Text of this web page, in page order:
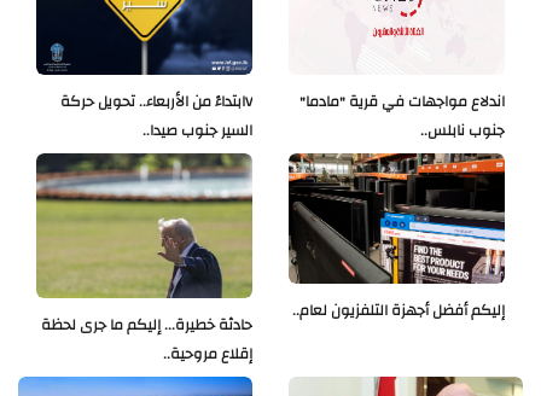
Vابتداءً من الأربعاء.. تحويل حركة
السير جنوب صيدا..
اندلاع مواجهات في قرية "مادما"
جنوب نابلس..
حادثة خطيرة... إليكم ما جرى لحظة
إقلاع مروحية..
إليكم أفضل أجهزة التلفزيون لعام..